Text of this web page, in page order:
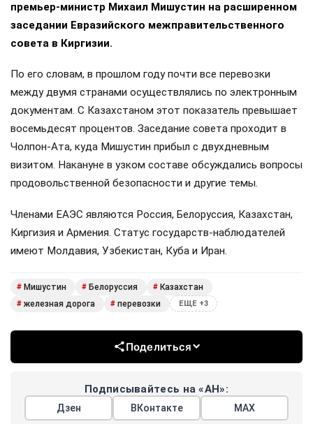
премьер-министр Михаил Мишустин на расширенном
заседании Евразийского межправительственного
совета в Киргизии.
По его словам, в прошлом году почти все перевозки
между двумя странами осуществлялись по электронным
документам. С Казахстаном этот показатель превышает
восемьдесят процентов. Заседание совета проходит в
Чолпон-Ата, куда Мишустин прибыл с двухдневным
визитом. Накануне в узком составе обсуждались вопросы
продовольственной безопасности и другие темы.
Членами ЕАЭС являются Россия, Белоруссия, Казахстан,
Киргизия и Армения. Статус государств-наблюдателей
имеют Молдавия, Узбекистан, Куба и Иран.
# Мишустин # Белоруссия # Казахстан
# железная дорога # перевозки ЕЩЕ +3
Поделиться
Подписывайтесь на «АН»:
Дзен ВКонтакте МАХ